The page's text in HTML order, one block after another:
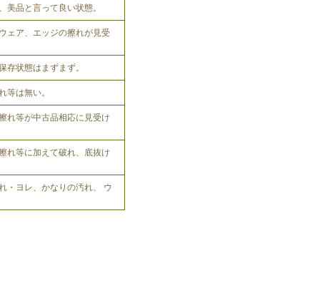
美品と言って良い状態。
ェア、エッジの擦れが見受
存状態はまずまず。
等は無い。
れ等が中古品相応に見受け
れ等に加えて破れ、底抜け
・ヨレ、かなりの汚れ、 ウ